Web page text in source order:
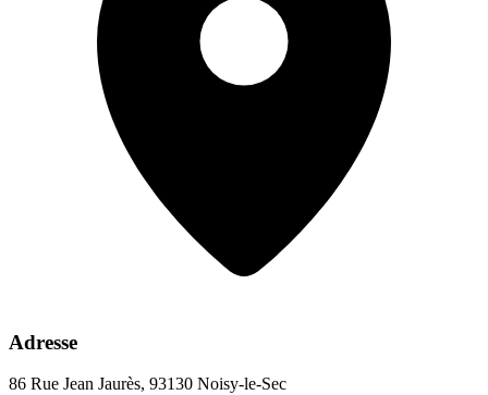
Adresse
86 Rue Jean Jaurès, 93130 Noisy-le-Sec